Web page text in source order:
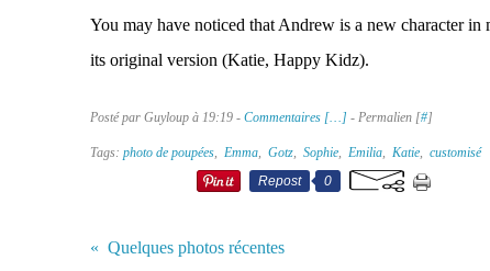
You may have noticed that Andrew is a new character
its original version (Katie, Happy Kidz).
Posté par Guyloup à 19:19 - Commentaires […] - Permalien [#]
Tags: photo de poupées, Emma, Gotz, Sophie, Emilia, Katie, customisé
Repost
0
Quelques photos récentes